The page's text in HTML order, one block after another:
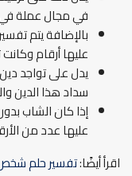
في مجال عملة
بالإضافة يتم
عليها أرقام
يدل على تواجد
سداد هذا الدين
إذا كان الشاب
عليها عدد من
اقرأ أيضًا:تفسير حلم